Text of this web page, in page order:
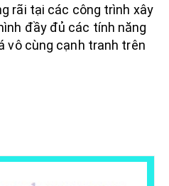
rãi tại các công trình xây
đầy đủ các tính năng
vô cùng cạnh tranh trên